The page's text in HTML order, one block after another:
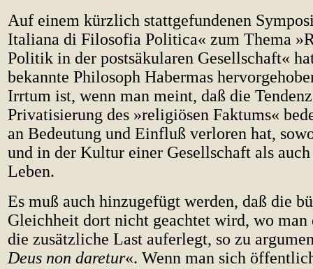
Auf einem kürzlich stattgefundenen
Italiana di Filosofia Politica« zum Thema
Politik in der postsäkularen Gesellschaft«
bekannte Philosoph Habermas
Irrtum ist, wenn man meint, daß die
Privatisierung des »religiösen Faktums«
an Bedeutung und Einfluß verloren hat,
und in der Kultur einer Gesellschaft als
Leben.
Es muß auch hinzugefügt werden, daß die
Gleichheit dort nicht geachtet wird, wo man
die zusätzliche Last auferlegt, so zu
Deus non daretur«. Wenn man sich